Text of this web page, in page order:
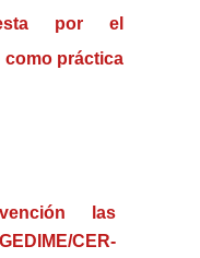
por el
práctica
las
CER-